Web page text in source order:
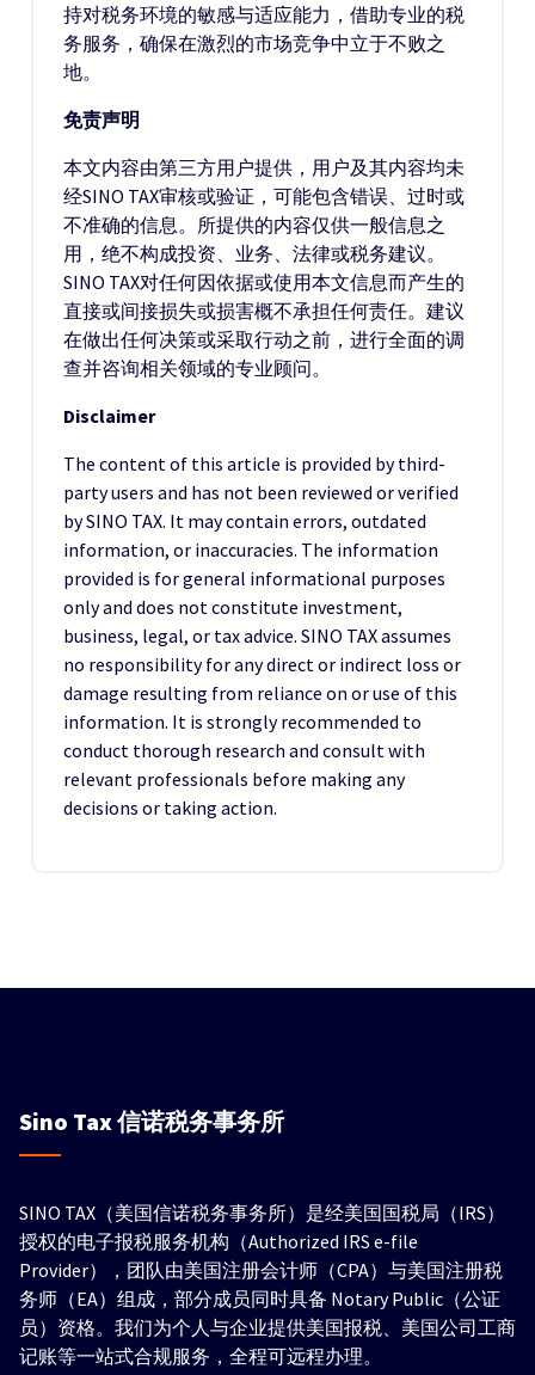
持对税务环境的敏感与适应能力，借助专业的税
务服务，确保在激烈的市场竞争中立于不败之
地。
免责声明
本文内容由第三方用户提供，用户及其内容均未
经SINO TAX审核或验证，可能包含错误、过时或
不准确的信息。所提供的内容仅供一般信息之
用，绝不构成投资、业务、法律或税务建议。
SINO TAX对任何因依据或使用本文信息而产生的
直接或间接损失或损害概不承担任何责任。建议
在做出任何决策或采取行动之前，进行全面的调
查并咨询相关领域的专业顾问。
Disclaimer
The content of this article is provided by third-
party users and has not been reviewed or verified
by SINO TAX. It may contain errors, outdated
information, or inaccuracies. The information
provided is for general informational purposes
only and does not constitute investment,
business, legal, or tax advice. SINO TAX assumes
no responsibility for any direct or indirect loss or
damage resulting from reliance on or use of this
information. It is strongly recommended to
conduct thorough research and consult with
relevant professionals before making any
decisions or taking action.
Sino Tax信诺税务事务所
SINO TAX（美国信诺税务事务所）是经美国国税局（IRS）
授权的电子报税服务机构（Authorized IRS e-file
Provider），团队由美国注册会计师（CPA）与美国注册税
务师（EA）组成，部分成员同时具备 Notary Public（公证
员）资格。我们为个人与企业提供美国报税、美国公司工商
记账等一站式合规服务，全程可远程办理。